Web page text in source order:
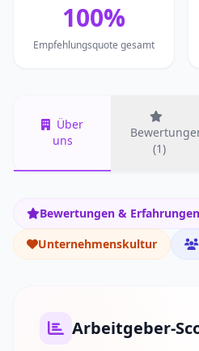
100%
Empfehlungsquote gesamt
Über
uns
(1)
Bewertungen & Erfahrungen
Unternehmenskultur
Arbeitgeber-